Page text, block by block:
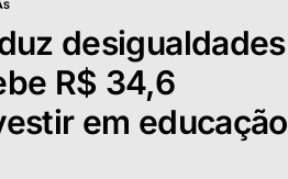
desigualdades
R$ 34,6
em educação